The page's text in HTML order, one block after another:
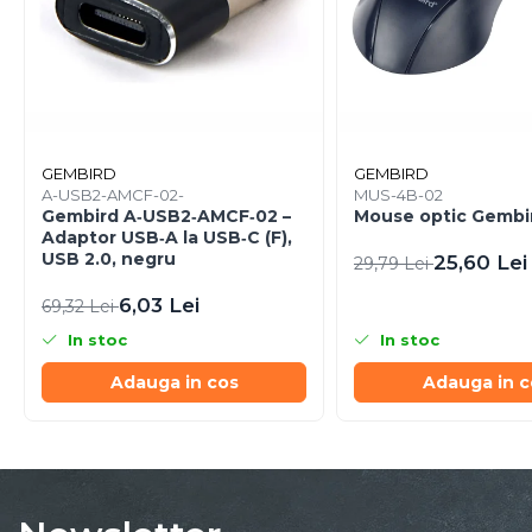
Cabluri & Adaptoare Audio-Video
Suporturi - altele
Suporturi TV Birou
Boxe PC & Soundbar
Boxe Wireless & Portabile
Camere Foto & Sisteme Optice
Webcam
Caști & Microfoane
Caști Business
Căști Gaming & Consumer
Microfoane & Reportofoane
Ecrane Digital Signage
Signage
GEMBIRD
A-USB2-AMCF-02-
Gembird A‑USB2‑AMCF‑02 –
Adaptor USB‑A la USB‑C (F),
USB 2.0, negru
69,32 Lei6,03 Lei
In stoc
Adauga in cos
GEMBIRD
MUS-4B-02
Mouse optic
29,79 Lei25,60 Lei
In stoc
Adauga in